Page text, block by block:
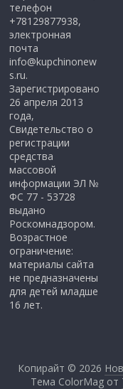
телефон
+78129877938,
электронная
почта
info@kupchinonew
s.ru.
Зарегистрировано
26 апреля 2013
года,
Свидетельство о
регистрации
средства
массовой
информации ЭЛ №
ФС 77 - 53728
выдано
Роскомнадзором.
Возрастное
ограничение:
материалы сайта
не предназначены
для детей младше
16 лет.
Копирайт © 2026
Тема ColorMag от